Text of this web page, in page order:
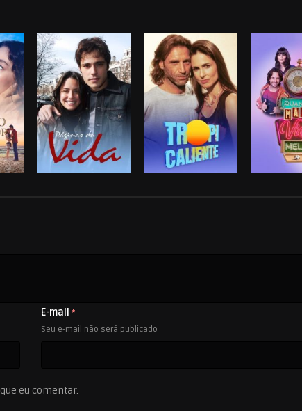
E-mail *
Seu e-mail não será publicado
eu comentar.